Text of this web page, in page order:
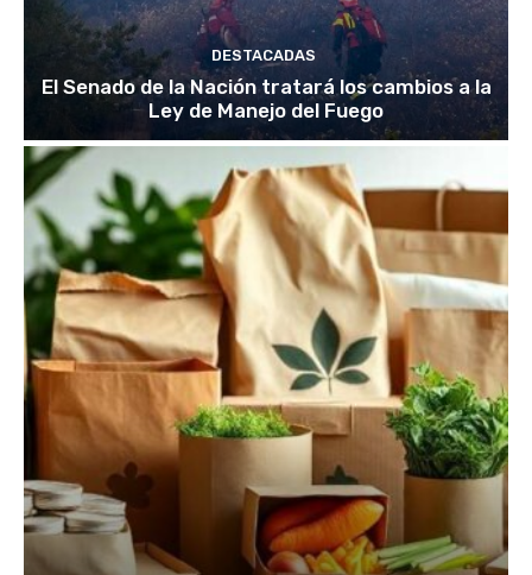
DESTACADAS
El Senado de la Nación tratará los cambios a la
Ley de Manejo del Fuego